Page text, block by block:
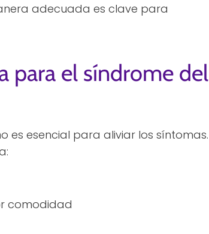
adecuada es clave para
para el síndrome del
es esencial para aliviar los síntomas.
comodidad